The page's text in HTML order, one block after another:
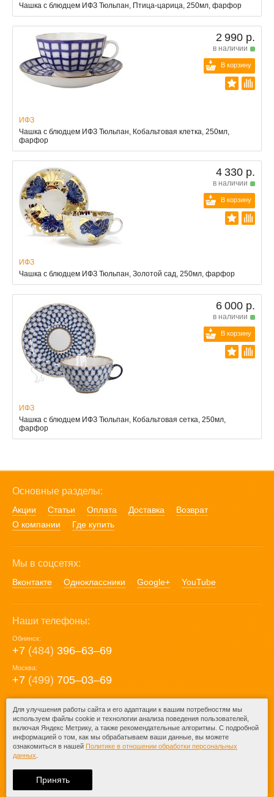
Чашка с блюдцем ИФЗ Тюльпан, Птица-царица, 250мл, фарфор
2 990 р.
в наличии
В корзину
ИФЗ
Чашка с блюдцем ИФЗ Тюльпан, Кобальтовая клетка, 250мл,
фарфор
4 330 р.
в наличии
В корзину
ИФЗ
Чашка с блюдцем ИФЗ Тюльпан, Золотой сад, 250мл, фарфор
6 000 р.
в наличии
В корзину
ИФЗ
Чашка с блюдцем ИФЗ Тюльпан, Кобальтовая сетка, 250мл,
фарфор
Основные разделы:
Акции Статьи Оплата Доставка
Возврат
О компании
Где купить
Мы в соцсетях:
Вконтакте Одноклассники Google+ YouTube
Наши телефоны:
Обнинск:
+7 (484) 396‒63‒69
Москва:
+7 (499) 705‒03‒69
E-mail:
mail@posuda40.ru
При любом копировании информации
ссылка на
Для улучшения работы сайта и его адаптации к вашим потребностям мы
используем файлы cookie и технологии анализа поведения пользователей,
включая Яндекс Метрику, а также рекомендательные алгоритмы. С подробной
информацией о том, как мы обрабатываем ваши данные, вы можете
ознакомиться в нашей Политике в отношении обработки персональных
данных
Принять